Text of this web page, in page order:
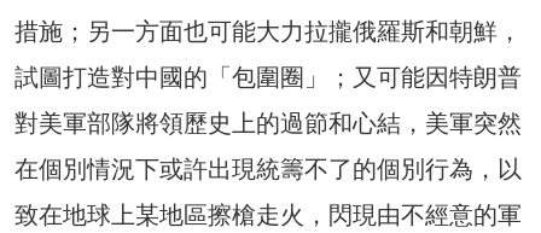
措施；另一方面也可能大力拉攏俄羅斯和朝鮮，
試圖打造對中國的「包圍圈」；又可能因特朗普
對美軍部隊將領歷史上的過節和心結，美軍突然
在個別情況下或許出現統籌不了的個別行為，以
致在地球上某地區擦槍走火，閃現由不經意的軍